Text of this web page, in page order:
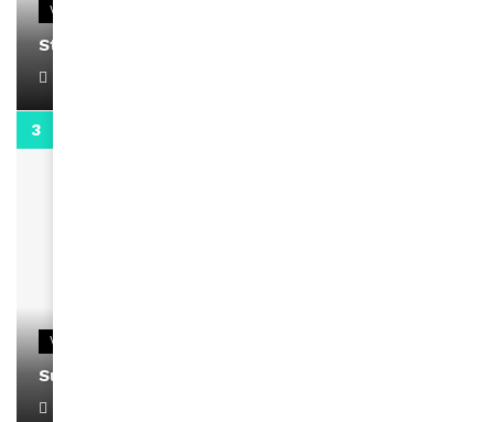
VIDEOS
Stacy passe un message
VIDEOS
Support Black Business Wee-kend